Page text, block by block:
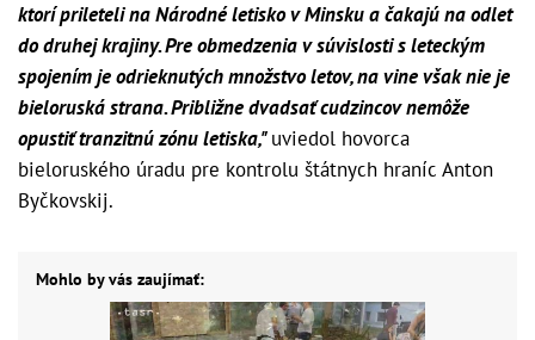
ktorí prileteli na Národné letisko v Minsku a čakajú na odlet
do druhej krajiny. Pre obmedzenia v súvislosti s leteckým
spojením je odrieknutých množstvo letov, na vine však nie je
bieloruská strana. Približne dvadsať cudzincov nemôže
opustiť tranzitnú zónu letiska,"uviedol hovorca
bieloruského úradu pre kontrolu štátnych hraníc Anton
Byčkovskij.
Mohlo by vás zaujímať: